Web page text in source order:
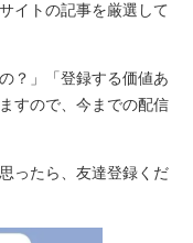
イトの記事を厳選して
？」「登録する価値あ
すので、今までの配信
ったら、友達登録くだ